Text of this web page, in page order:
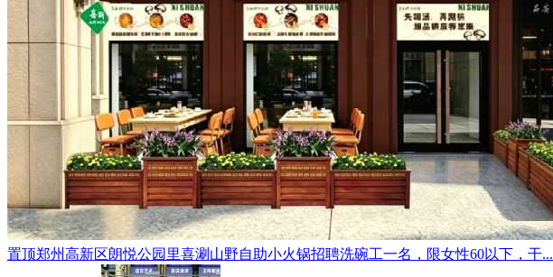
置顶郑州高新区朗悦公园里喜涮山野自助小火锅招聘洗碗工一名，限女性60以下，干...